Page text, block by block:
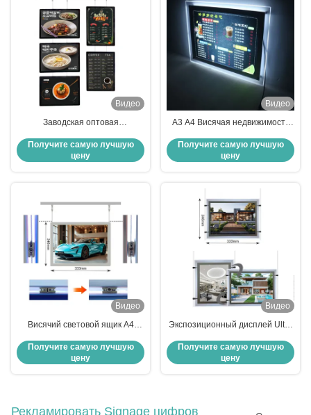
Видео
Заводская оптовая
Прочная светодиодная
световая панель по разумной
Получите самую лучшую
цену
Видео
А3 А4 Висячая недвижимость
Светодиодный
кристаллический светодиодный
Получите самую лучшую
цену
Видео
Висячий световой ящик А4
стройный светодиодный
освещенный рекламный
Получите самую лучшую
цену
Видео
Экспозиционный дисплей Ultra
Panel Display Crystal Light Box с
входным напряжением DC12V
Получите самую лучшую
цену
Рекламировать Signage цифров